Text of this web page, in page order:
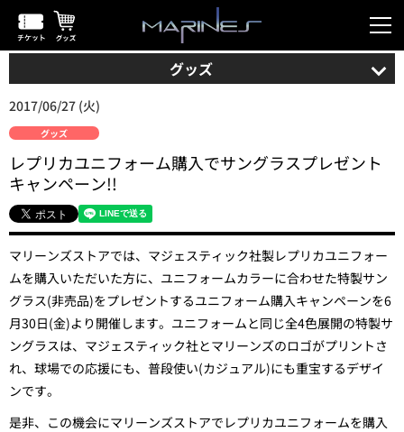
グッズ
2017/06/27 (火)
グッズ
レプリカユニフォーム購入でサングラスプレゼント
キャンペーン!!
マリーンズストアでは、マジェスティック社製レプリカユニフォー
ムを購入いただいた方に、ユニフォームカラーに合わせた特製サン
グラス(非売品)をプレゼントするユニフォーム購入キャンペーンを6
月30日(金)より開催します。ユニフォームと同じ全4色展開の特製サ
ングラスは、マジェスティック社とマリーンズのロゴがプリントさ
れ、球場での応援にも、普段使い(カジュアル)にも重宝するデザイ
ンです。
是非、この機会にマリーンズストアでレプリカユニフォームを購入